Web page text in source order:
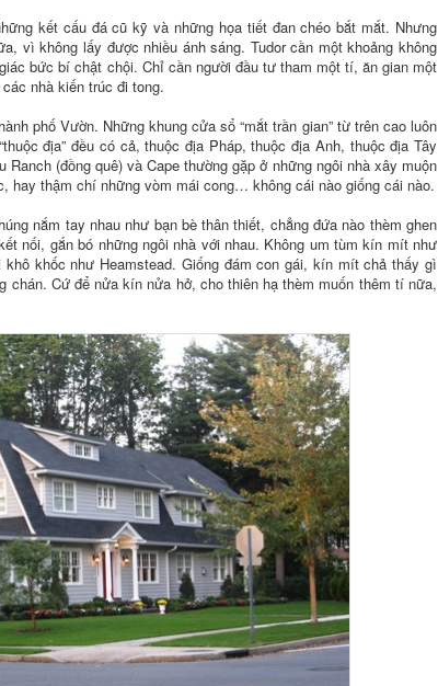
kết cấu đá cũ kỹ và những họa tiết đan chéo bắt mắt. Nhưng
vì không lấy được nhiều ánh sáng. Tudor cần một khoảng không
bức bí chật chội. Chỉ cần người đầu tư tham một tí, ăn gian một
nhà kiến trúc đi tong.
phố Vườn. Những khung cửa sổ “mắt trần gian” từ trên cao luôn
địa” đều có cả, thuộc địa Pháp, thuộc địa Anh, thuộc địa Tây
(đồng quê) và Cape thường gặp ở những ngôi nhà xây muộn
hay thậm chí những vòm mái cong… không cái nào giống cái nào.
nắm tay nhau như bạn bè thân thiết, chẳng đứa nào thèm ghen
nối, gắn bó những ngôi nhà với nhau. Không um tùm kín mít như
khô khốc như Heamstead. Giống đám con gái, kín mít chả thấy gì
chán. Cứ để nửa kín nửa hở, cho thiên hạ thèm muốn thêm tí nữa,